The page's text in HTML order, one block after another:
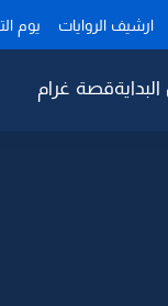
ارشيف الروايات يوم
قصة غرام